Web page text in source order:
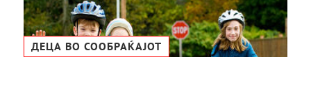
ДЕЦА ВО СООБРАЌАЈОТ